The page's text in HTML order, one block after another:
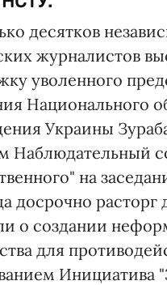
десятков
журналистов
уволенного
Национального
Украины
Наблюдательный
на
досрочно расторг
о создании
для
Инициатива